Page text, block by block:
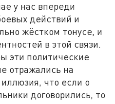
у нас впереди
действий и
жёстком тонусе, и
в этой связи.
эти политические
отражались на
что если о
договорились, то